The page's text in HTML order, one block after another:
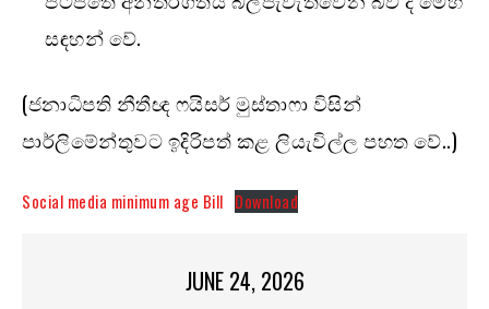
සඳහන් වේ.
(ජනාධිපති නීතීඥ ෆයිසර් මුස්තාෆා විසින්
පාර්ලිමේන්තුවට ඉදිරිපත් කළ ලියැවිල්ල පහත වේ..)
Social media minimum age Bill Download
JUNE 24, 2026